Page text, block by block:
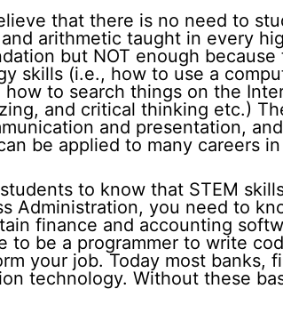
that there is no need to
arithmetic taught in every
but NOT enough
skills (i.e., how to use a
how to search things on the
and critical thinking etc.)
and presentation,
be applied to many careers
to know that STEM
Administration, you need to
finance and accounting
to be a programmer to write
your job. Today most banks,
technology. Without these